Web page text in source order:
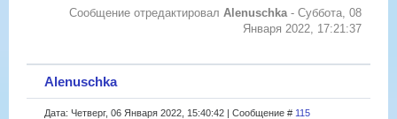
Сообщение отредактировал Alenuschka - Суббота, 08
Января 2022, 17:21:37
Alenuschka
Дата: Четверг, 06 Января 2022, 15:40:42 | Сообщение # 115